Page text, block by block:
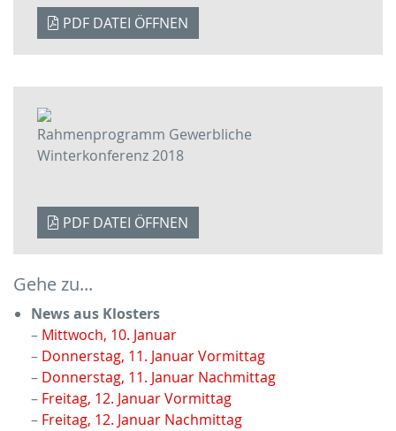
PDF DATEI ÖFFNEN
Rahmenprogramm Gewerbliche
Winterkonferenz 2018
PDF DATEI ÖFFNEN
Gehe zu...
News aus Klosters
Mittwoch, 10. Januar
Donnerstag, 11. Januar Vormittag
Donnerstag, 11. Januar Nachmittag
Freitag, 12. Januar Vormittag
Freitag, 12. Januar Nachmittag